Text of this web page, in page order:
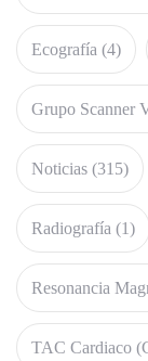
Ecografía (4)
Grupo Scanner
Noticias (315)
Radiografía (1)
Resonancia
TAC Cardiaco